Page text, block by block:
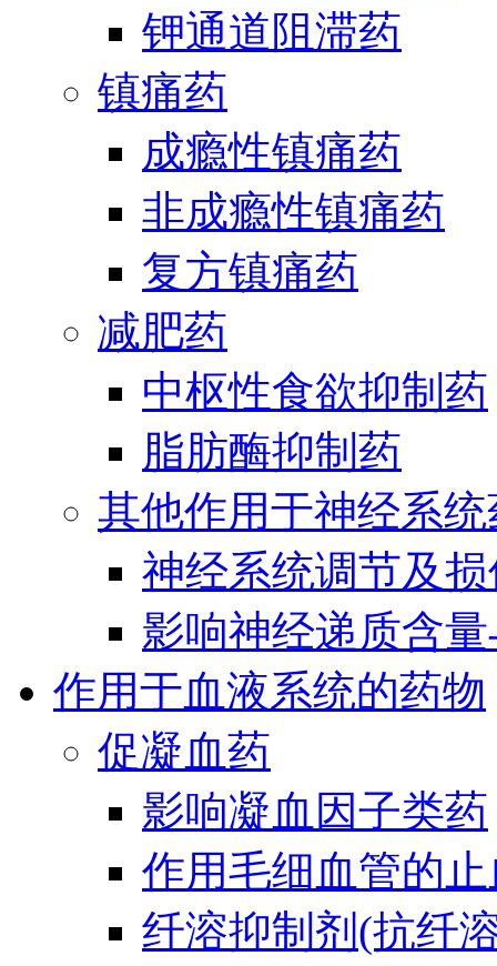
钾通道阻滞药
镇痛药
成瘾性镇痛药
非成瘾性镇痛药
复方镇痛药
减肥药
中枢性食欲抑制药
脂肪酶抑制药
其他作用于神经系统
神经系统调节及
影响神经递质含
作用于血液系统的药物
促凝血药
影响凝血因子类药
作用毛细血管的
纤溶抑制剂(抗纤